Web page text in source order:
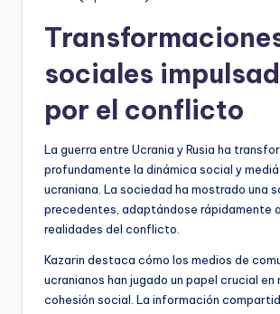
sociales
por el conflicto
La guerra entre Ucrania y Rusia ha
profundamente la dinámica social y
ucraniana. La sociedad ha mostrado una
precedentes, adaptándose rápidamente
realidades del conflicto.
Kazarin destaca cómo los medios de
ucranianos han jugado un papel crucial en
cohesión social. La información